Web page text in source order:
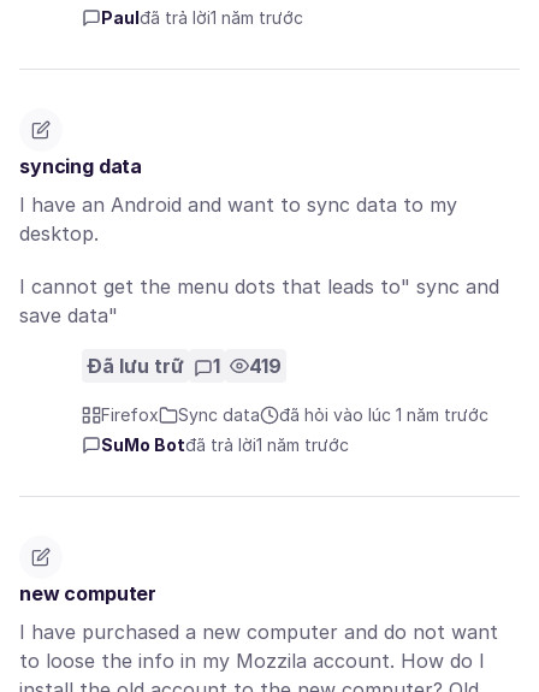
Paul đã trả lời1 năm trước
syncing data
I have an Android and want to sync data to my
desktop.
I cannot get the menu dots that leads to" sync and
save data"
Đã lưu trữ 1 419
Firefox Sync data
đã hỏi vào lúc 1 năm trước
SuMo Botđã trả lời1 năm trước
new computer
I have purchased a new computer and do not want
to loose the info in my Mozzila account. How do I